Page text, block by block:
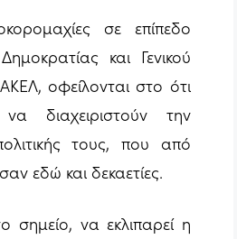
σε επίπεδο
και Γενικού
οφείλονται στο ότι
διαχειριστούν την
τους, που από
εδώ και δεκαετίες.
να εκλιπαρεί η